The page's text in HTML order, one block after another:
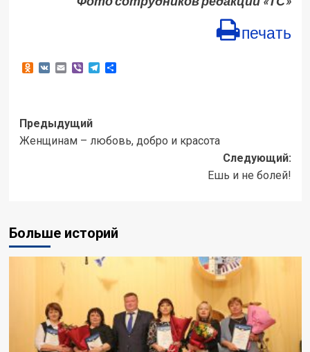
печать
Odnoklassniki
VKEmailViberTelegram
Отправить
Навигация
записи
Предыдущий
Женщинам – любовь, добро и красота
Следующий:
Ешь и не болей!
Больше историй